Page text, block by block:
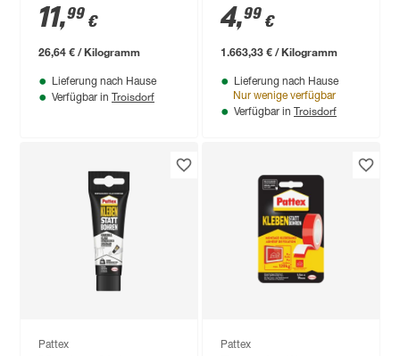
Bohren' weiß 450 g
11,99 €
26,64 € / Kilogramm
Lieferung nach Hause
Verfügbar in Troisdorf
transparent 3 g
4,99 €
1.663,33 € / Kilogramm
Lieferung nach Hause
Nur wenige verfügbar
Verfügbar in Troisdorf
Pattex Pattex